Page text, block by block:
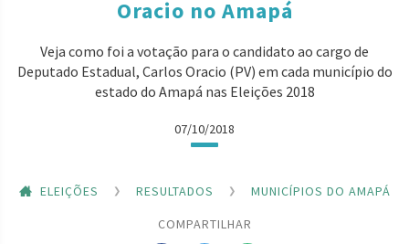
Oracio no Amapá
Veja como foi a votação para o candidato ao cargo de
Deputado Estadual, Carlos Oracio (PV) em cada município do
estado do Amapá nas Eleições 2018
07/10/2018
ELEIÇÕES RESULTADOS
MUNICÍPIOS DO AMAPÁ
COMPARTILHAR